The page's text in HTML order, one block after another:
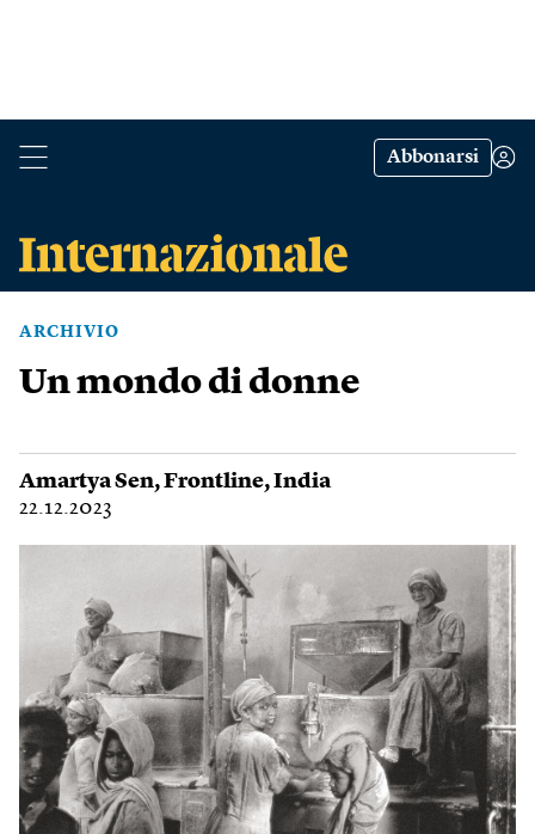
Abbonarsi
ARCHIVIO
Un mondo di donne
Amartya Sen,Frontline,India
22.12.2023